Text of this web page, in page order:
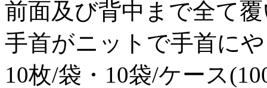
前面及び背中まで全て
手首がニットで手首に
10枚/袋・10袋/ケース